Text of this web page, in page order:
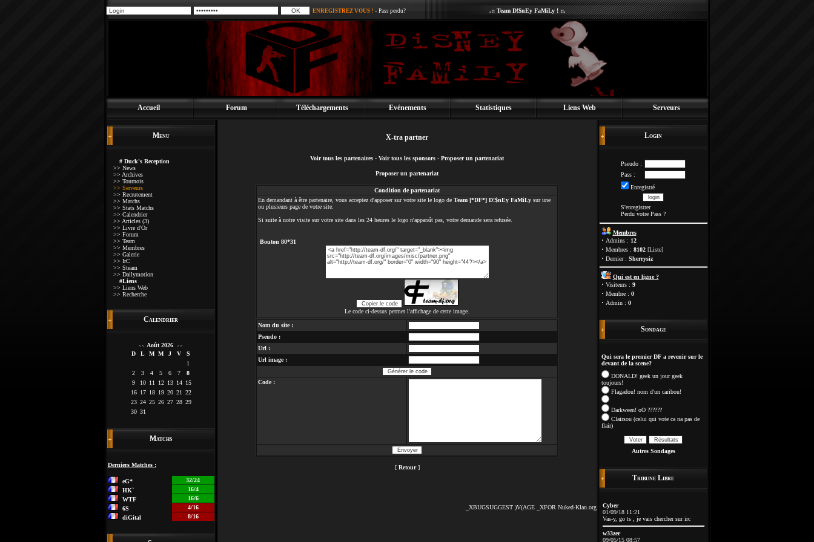
ENREGISTREZ VOUS !- Pass perdu? .:: Team D!$nEy FaMiLy ! ::.
Accueil Forum Téléchargements Evénements Statistiques Liens Web Serveurs
Menu
# Duck's Reception
>> News
>> Archives
>> Tournois
>> Serveurs
>> Recrutement
>> Matchs
>> Stats Matchs
>> Calendrier
>> Articles (3)
>> Livre d'Or
>> Forum
>> Team
>> Membres
>> Galerie
>> IrC
>> Steam
>> Dailymotion
#Liens
>> Liens Web
>> Recherche
Calendrier
<< Août 2026 >>
D L M M J V
S
1
2
3 4 5 6 7
8
9
10 11 12 13 14 15
16 17 18 19 20 21
22
23 24 25 26 27 28 29
30 31
Matchs
Derniers Matches :
eG*
32/24
HK`
16/4
WTF
16/6
6S
4/16
diGital
8/16
X-tra partner
Voir tous les partenaires - Voir tous les sponsors - Proposer un partenariat
Proposer un partenariat
Condition de partenariat
En demandant à être partenaire, vous acceptez d'apposer sur votre site le logo de Team [*DF*] D!$nEy FaMiLy sur une
ou plusieurs page de votre site.
Si suite à notre visite sur votre site dans les 24 heures le logo n'apparaît pas, votre demande sera refusée.
Bouton 80*31
Le code ci-dessus permet l'affichage de cette image.
Nom du site :
Pseudo :
Url :
Url image :
Code :
[ Retour]
_XBUGSUGGEST )V(AGE_XFOR Nuked-Klan.org
Login
Pseudo :
Pass :
Enregistré
S'enregistrer
Perdu votre Pass ?
Membres
· Admins : 12
· Membres : 8102[Liste]
· Dernier : Sherrysiz
Qui est en ligne ?
· Visiteurs : 9
· Membre : 0
· Admin : 0
Sondage
Qui sera le premier DF a revenir sur le
devant de la scene?
DONALD! geek un jour geek
toujours!
Flagadou! nom d'un caribou!
Darkween! oO ??????
Clairsou (celui qui vote ca na pas de
flair)
Autres Sondages
Tribune Libre
Cyber
01/09/18 11:21
Vas-y, go ts , je vais chercher sur irc
w33zer
09/05/15 08:57